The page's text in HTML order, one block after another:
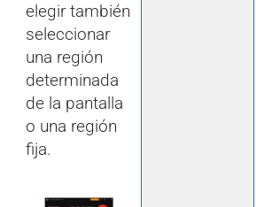
elegir también
seleccionar
una región
determinada
de la pantalla
o una región
fija.